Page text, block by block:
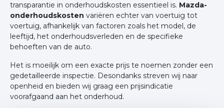
transparantie in onderhoudskosten essentieel is. Mazda-
onderhoudskosten variëren echter van voertuig tot
voertuig, afhankelijk van factoren zoals het model, de
leeftijd, het onderhoudsverleden en de specifieke
behoeften van de auto.
Het is moeilijk om een exacte prijs te noemen zonder een
gedetailleerde inspectie. Desondanks streven wij naar
openheid en bieden wij graag een prijsindicatie
voorafgaand aan het onderhoud.